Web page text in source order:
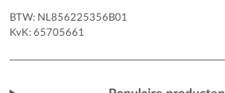
BTW: NL856225356B01
KvK: 65705661